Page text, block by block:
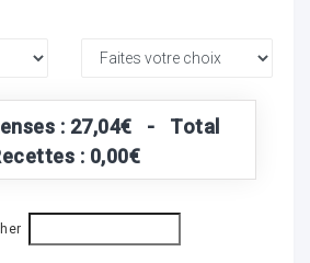
: 27,04€ - Total
: 0,00€